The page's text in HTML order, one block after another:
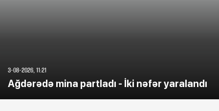
3-08-2026, 11:21
Ağdərədə mina partladı - İki nəfər yaralandı